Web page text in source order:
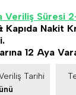
Veriliş Süresi
Kapıda Nakit
12 Aya
Tarihi